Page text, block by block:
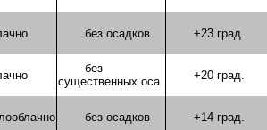
без осадков +23 град.
без
существенных оса
+20 град.
без осадков +14 град.